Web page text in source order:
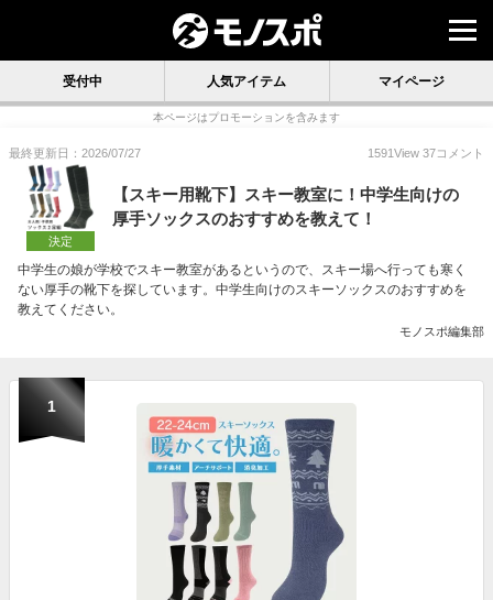
受付中 人気アイテム マイページ
本ページはプロモーションを含みます
最終更新日：2026/07/27 1591View 37コメント
決定
【スキー用靴下】スキー教室に！中学生向けの
厚手ソックスのおすすめを教えて！
中学生の娘が学校でスキー教室があるというので、スキー場へ行っても寒く
ない厚手の靴下を探しています。中学生向けのスキーソックスのおすすめを
教えてください。
モノスポ編集部
1